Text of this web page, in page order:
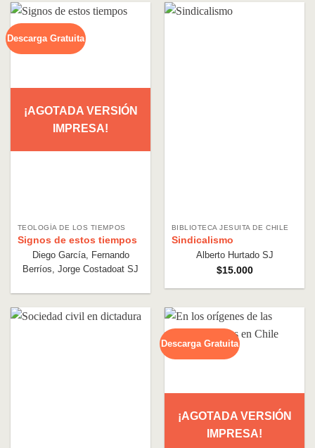
Descarga Gratuita
¡AGOTADA VERSIÓN
IMPRESA!
TEOLOGÍA DE LOS TIEMPOS
Signos de estos tiempos
Diego García, Fernando
Berríos, Jorge Costadoat SJ
BIBLIOTECA JESUITA DE CHILE
Sindicalismo
Alberto Hurtado SJ
$15.000
Descarga Gratuita
¡AGOTADA VERSIÓN
IMPRESA!